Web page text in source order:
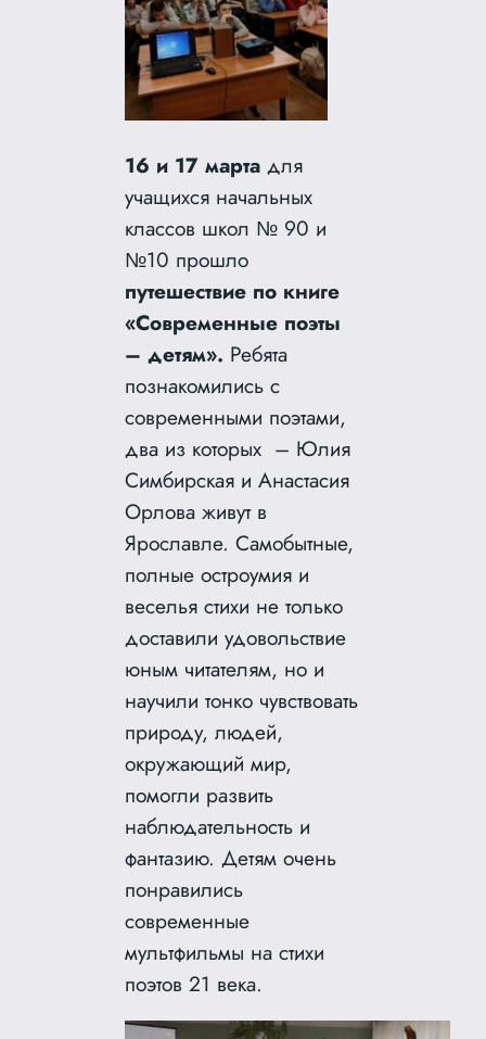
16 и 17 марта для
учащихся начальных
классов школ № 90 и
№10 прошло
путешествие по книге
«Современные поэты
– детям». Ребята
познакомились с
современными поэтами,
два из которых – Юлия
Симбирская и Анастасия
Орлова живут в
Ярославле. Самобытные,
полные остроумия и
веселья стихи не только
доставили удовольствие
юным читателям, но и
научили тонко чувствовать
природу, людей,
окружающий мир,
помогли развить
наблюдательность и
фантазию. Детям очень
понравились
современные
мультфильмы на стихи
поэтов 21 века.